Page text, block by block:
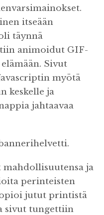
itseään
täynnä
animoidut GIF-
Sivut
myötä
keskelle ja
jahtaavaa
ja
perinteisten
jutut printistä
sivut tungettiin